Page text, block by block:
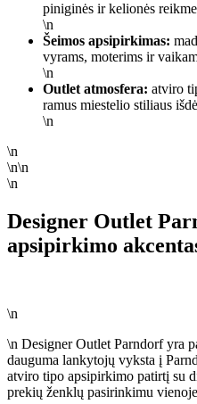
piniginės ir kelionės
\n
Šeimos apsipirkimas:
vyrams, moterims ir
\n
Outlet atmosfera: atviro
ramus miestelio stiliaus
\n
\n
\n\n
\n
Designer Outlet
apsipirkimo
\n
\n Designer Outlet Parndorf yra
dauguma lankytojų vyksta į
atviro tipo apsipirkimo patirtį su
prekių ženklų pasirinkimu